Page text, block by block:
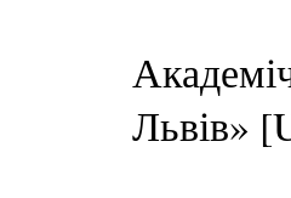
Львів»